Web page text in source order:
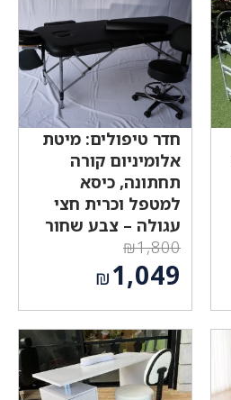
חדר טיפולים: מיטת
אלומיניום קורה
תחתונה, כיסא
למטפל וכרית חצי
עגולה – צבע שחור
₪1,800
המחיר
המקורי
היה:
₪1,800.
₪1,049
הנוכחי
הוא:
₪1,049.